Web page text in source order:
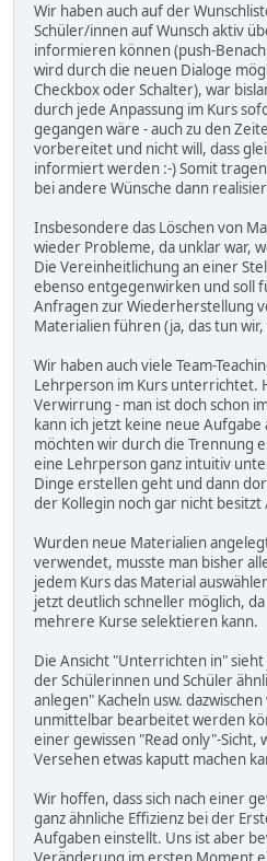
Wir haben auch auf der
Schüler/innen auf Wunsch aktiv
informieren können (push-
wird durch die neuen Dialoge
Checkbox oder Schalter), war
durch jede Anpassung im Kurs
gegangen wäre - auch zu den
vorbereitet und nicht will, dass
informiert werden :-) Somit
bei andere Wünsche dann
Insbesondere das Löschen von
wieder Probleme, da unklar war,
Die Vereinheitlichung an einer
ebenso entgegenwirken und soll
Anfragen zur Wiederherstellung
Materialien führen (ja, das tun
Wir haben auch viele Team-
Lehrperson im Kurs unterrichtet.
Verwirrung - man ist doch schon
kann ich jetzt keine neue
möchten wir durch die Trennung
eine Lehrperson ganz intuitiv
Dinge erstellen geht und dann
der Kollegin noch gar nicht
Wurden neue Materialien
verwendet, musste man bisher
jedem Kurs das Material
jetzt deutlich schneller möglich,
mehrere Kurse selektieren kann.
Die Ansicht "Unterrichten in"
der Schülerinnen und Schüler
anlegen" Kacheln usw.
unmittelbar bearbeitet werden
einer gewissen "Read only"-Sicht,
Versehen etwas kaputt machen
Wir hoffen, dass sich nach einer
ganz ähnliche Effizienz bei der
Aufgaben einstellt. Uns ist aber